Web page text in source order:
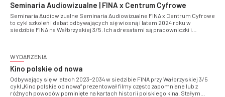
Seminaria Audiowizualne | FINA x Centrum Cyfrowe
Seminaria Audiowizualne Seminaria Audiowizualne FINA x Centrum Cyfrowe
to cykl szkoleń i debat odbywających się wiosną i latem 2024 roku w
siedzibie FINA na Wałbrzyskiej 3/5. Ich adresatami są pracowniczki i
WYDARZENIA
Kino polskie od nowa
Odbywający się w latach 2023–2034 w siedzibie FINA przy Wałbrzyskiej 3/5
cykl „Kino polskie od nowa” prezentował filmy często zapomniane lub z
różnych powodów pominięte na kartach historii polskiego kina. Stałym